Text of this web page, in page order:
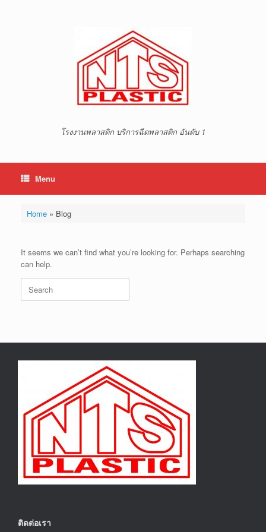
โรงงานพลาสติก บริการฉีดพลาสติก อันดับ 1
Menu
Home» Blog
It seems we can’t find what you’re looking for. Perhaps searching
can help.
Search
for:
ติดต่อเรา